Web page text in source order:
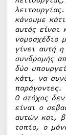
κάνουμε
αυτός είναι
νομοσχέδιο
γίνει αυτή
συνδρομής
δύο
κάτι, να
παράγοντες.
Ο στόχος
είναι ο
αυτών και,
τοπίο, ο